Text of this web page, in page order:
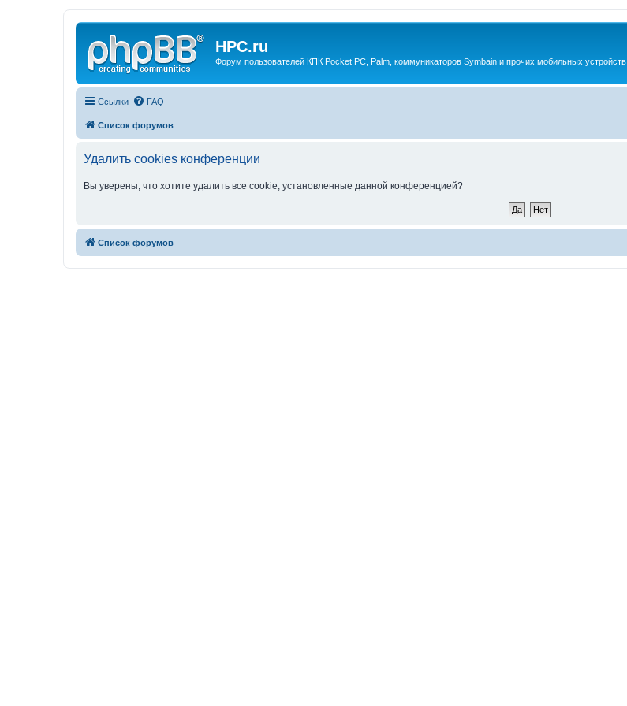
HPC.ru
Форум пользователей КПК Pocket PC, Palm, коммуникаторов Symbain и прочих мобильных устройств
Ссылки FAQ
Список форумов
Удалить cookies конференции
Вы уверены, что хотите удалить все cookie, установленные данной конференцией?
Список форумов